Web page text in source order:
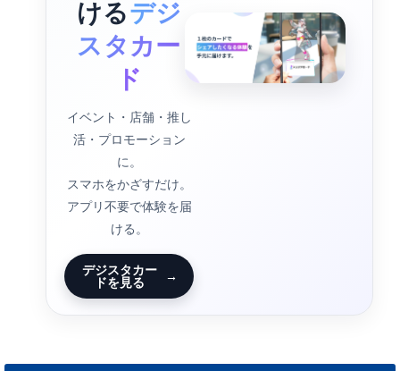
けるデジ
スタカー
ド
イベント・店舗・推し
活・プロモーション
に。
スマホをかざすだけ。
アプリ不要で体験を届
ける。
デジスタカー
ドを見る →